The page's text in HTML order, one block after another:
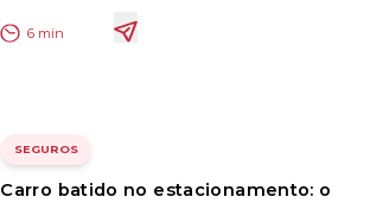
6 min
SEGUROS
Carro batido no estacionamento: o